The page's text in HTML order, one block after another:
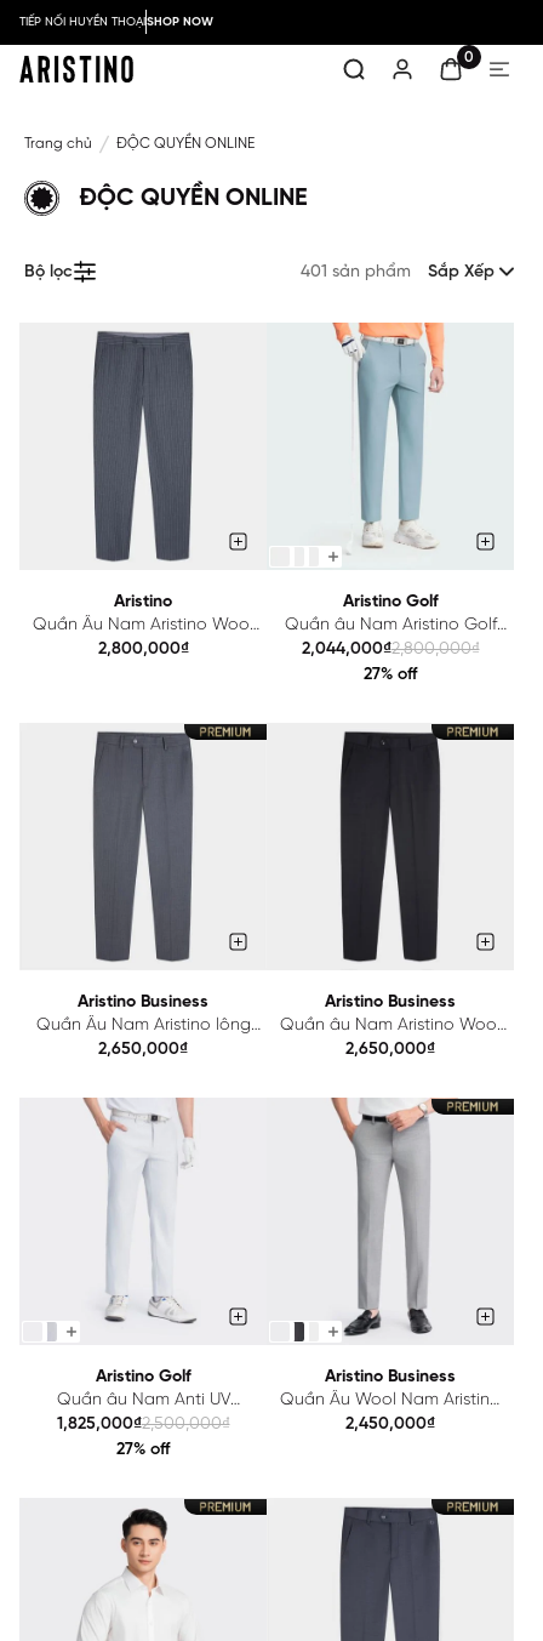
TIẾP NỐI HUYỀN THOẠISHOP NOW
0
Trang chủ ĐỘC QUYỀN ONLINE
ĐỘC QUYỀN ONLINE
Bộ lọc 401 sản phẩm Sắp Xếp
Aristino
Quần Âu Nam Aristino Wool
ATRM060Z
2,800,000₫
Aristino Golf
Quần âu Nam Aristino Golf
ATRG2703
2,044,000₫2,800,000₫
27% off
Aristino Business
Quần Âu Nam Aristino lông
cừu Wool 1TR0180Z
2,650,000₫
Aristino Business
Quần âu Nam Aristino Wool
lông cừu 1TR0210Z
2,650,000₫
Aristino Golf
Quần âu Nam Anti UV
Aristino Golf ATRG0603
1,825,000₫2,500,000₫
27% off
Aristino Business
Quần Âu Wool Nam Aristino
Lông Cừu Regular fit
2,450,000₫